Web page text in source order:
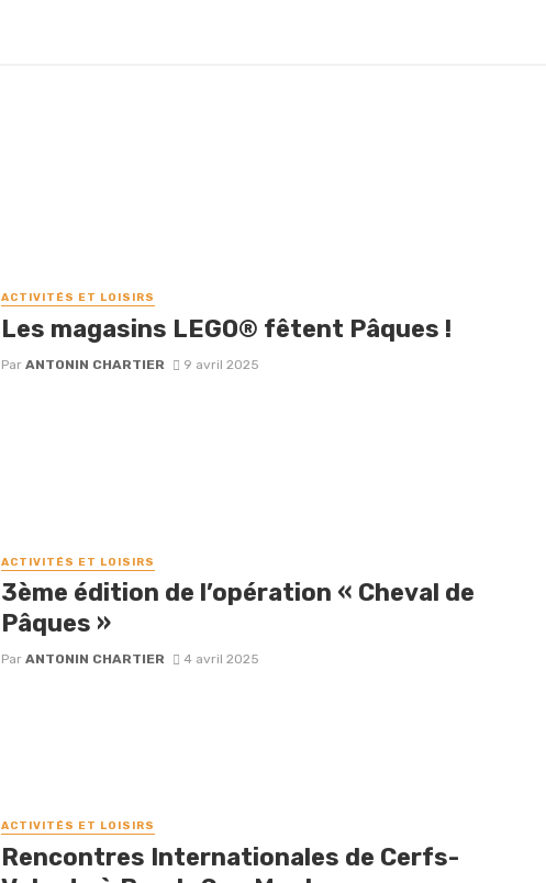
ACTIVITÉS ET LOISIRS
Les magasins LEGO® fêtent Pâques !
Par ANTONIN CHARTIER 9 avril 2025
ACTIVITÉS ET LOISIRS
3ème édition de l’opération « Cheval de
Pâques »
Par ANTONIN CHARTIER 4 avril 2025
ACTIVITÉS ET LOISIRS
Rencontres Internationales de Cerfs-